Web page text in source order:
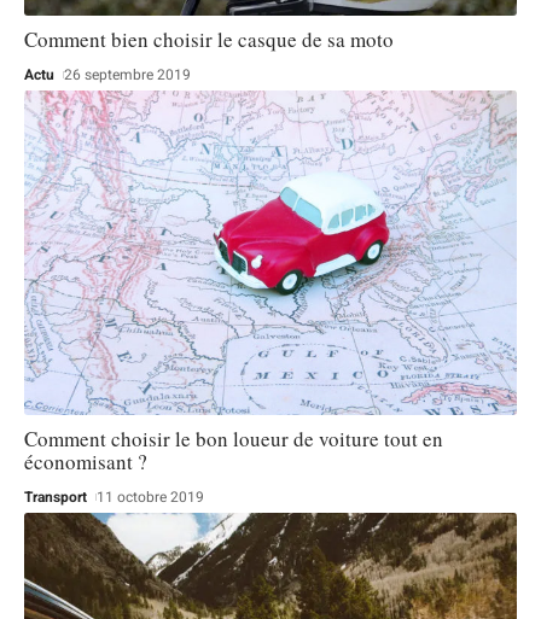
Comment bien choisir le casque de sa moto
Actu 26 septembre 2019
Comment choisir le bon loueur de voiture tout en
économisant ?
Transport 11 octobre 2019